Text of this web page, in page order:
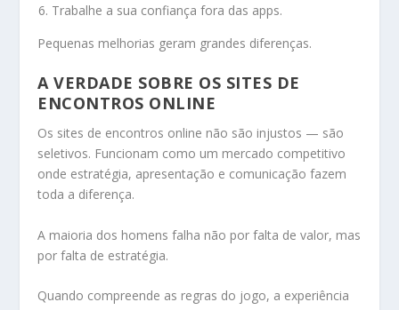
Trabalhe a sua confiança fora das apps.
Pequenas melhorias geram grandes diferenças.
A VERDADE SOBRE OS SITES DE
ENCONTROS ONLINE
Os sites de encontros online não são injustos — são
seletivos. Funcionam como um mercado competitivo
onde estratégia, apresentação e comunicação fazem
toda a diferença.
A maioria dos homens falha não por falta de valor, mas
por falta de estratégia.
Quando compreende as regras do jogo, a experiência